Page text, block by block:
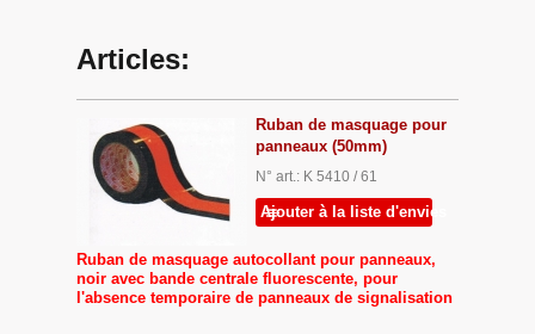
Articles:
Ruban de masquage pour
panneaux (50mm)
N° art.: K 5410 / 61
Ajouter à la liste d'envies
Ruban de masquage autocollant pour panneaux,
noir avec bande centrale fluorescente, pour
l'absence temporaire de panneaux de signalisation